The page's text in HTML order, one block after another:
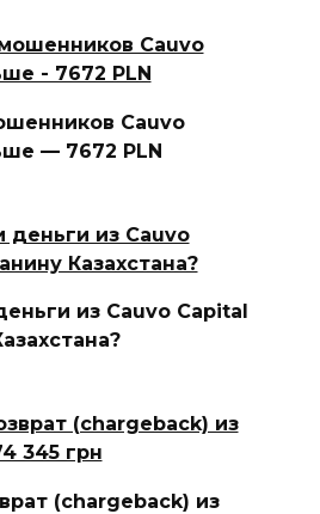
Cauvo
— 7672 PLN
из Cauvo Capital
(chargeback) из